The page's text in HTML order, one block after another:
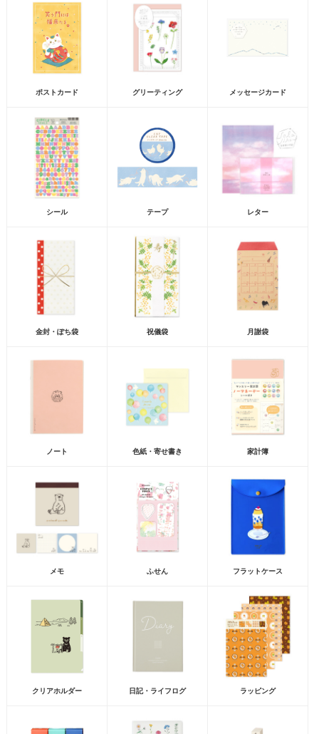
ポストカード グリーティング メッセージカード
シール テープ レター
金封・ぽち袋 祝儀袋 月謝袋
ノート 色紙・寄せ書き 家計簿
メモ ふせん フラットケース
クリアホルダー 日記・ライフログ ラッピング